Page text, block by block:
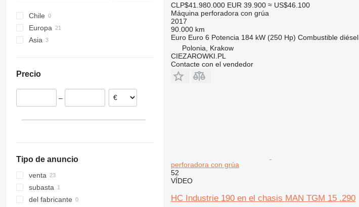
Chile
Europa
España
Hungría
Asia
Precio
–
Tipo de anuncio
venta
subasta
del fabricante
CLP$41.980.000 EUR 39.900 ≈ US$46.100
Máquina perforadora con grúa
2017
90.000 km
Euro Euro 6 Potencia 184 kW (250 Hp) Combustible diésel
Polonia, Krakow
CIEZAROWKI.PL
Contacte con el vendedor
perforadora con grúa
52
VÍDEO
HC Industrie 190 en el chasis MAN TGM 15 .290